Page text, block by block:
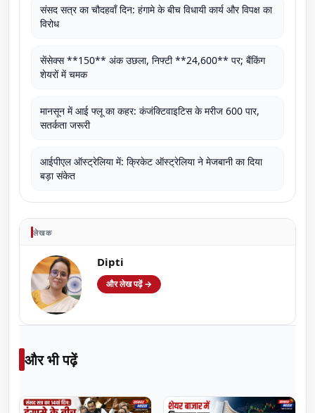
संसद सत्र का चौदहवाँ दिन: हंगामे के बीच विधायी कार्य और विपक्ष का
विरोध
सेंसेक्स **150** अंक उछला, निफ्टी **24,600** पर; बैंकिंग
शेयरों में चमक
मानसून में आई फ्लू का कहर: कंजंक्टिवाइटिस के मरीज 600 पार,
सतर्कता जरूरी
आईपीएल ऑस्ट्रेलिया में: क्रिकेट ऑस्ट्रेलिया ने मेजबानी का दिया
बड़ा संकेत
लेखक
Dipti
और लेख पढ़ें →
और भी पढ़ें